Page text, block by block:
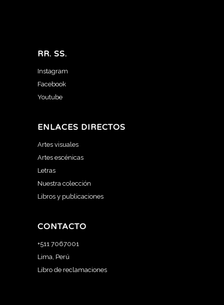
RR. SS.
Instagram
Facebook
Youtube
ENLACES DIRECTOS
Artes visuales
Artes escénicas
Letras
Nuestra colección
Libros y publicaciones
CONTACTO
+511 7067001
Lima, Perú
Libro de reclamaciones